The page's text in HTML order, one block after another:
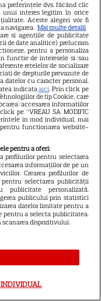
TE LA REVISTĂ
preferințele dvs. făcând clic
unui interes legitim în orice
Aceste alegeri vor fi
navigarea. Mai multe detalii
si agentiile de publicitate
de date analitice) prelucram
pentru a personaliza
functie de interesele si/sau
retelelor de socializare
de drepturile prevazute de
datelor cu caracter personal.
indicataaici. Prin click pe
de tip Cookie, care
accesarea informatiilor
pe “VREAU SA MODIFIC
in mod individual, mai
functionarea website-
pentru a oferi:
profilurilor pentru selectarea
informațiilor de pe un
Crearea profilurilor de
selectarea publicității
publicitate personalizată.
publicului prin statistici
datelor limitate pentru a
pentru a selecta publicitatea.
scanarea dispozitivului.
INDIVIDUAL